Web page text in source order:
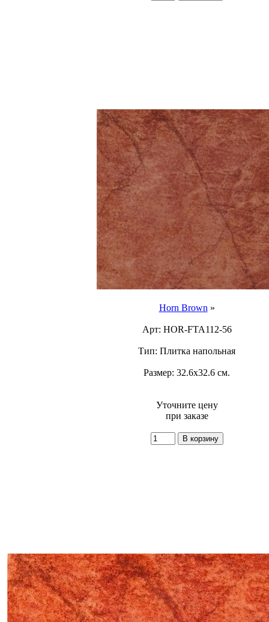
Horn Brown »
Арт: HOR-FTA112-56
Тип: Плитка напольная
Размер: 32.6x32.6 см.
Уточните цену
при заказе